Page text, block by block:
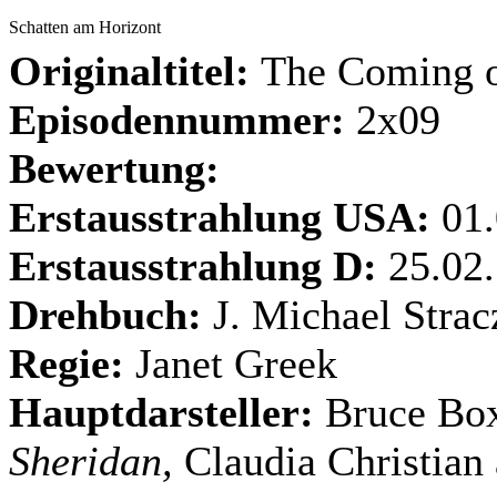
Schatten am Horizont
Originaltitel: The Coming
Episodennummer: 2x09
Bewertung:
Erstausstrahlung USA:
Erstausstrahlung D:
Drehbuch: J. Michael
Regie: Janet Greek
Hauptdarsteller: Bruce
Sheridan, Claudia